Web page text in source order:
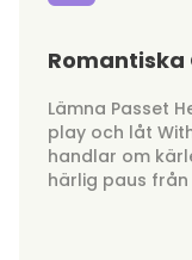
Lämna Passet
play och låt
handlar om
härlig paus